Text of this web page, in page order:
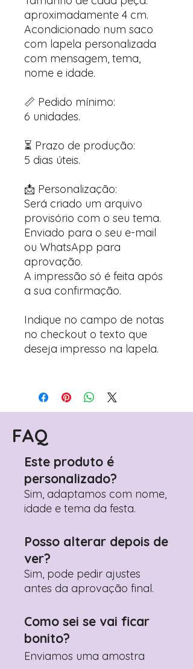
aproximadamente 4 cm.
Acondicionado num saco
com lapela personalizada
com mensagem, tema,
nome e idade.
📏 Pedido mínimo:
6 unidades.
⏳ Prazo de produção:
5 dias úteis.
📩 Personalização:
Será criado um arquivo
provisório com o seu tema.
Enviado para o seu e-mail
ou WhatsApp para
aprovação.
A impressão só é feita após
a sua confirmação.
Indique no campo de notas
no checkout o texto que
deseja impresso na lapela.
FAQ
Este produto é
personalizado?
Sim, adaptamos com nome,
idade e tema da festa.
Posso alterar depois de
ver?
Sim, pode pedir ajustes
antes da aprovação final.
Como sei se vai ficar
bonito?
Enviamos uma amostra